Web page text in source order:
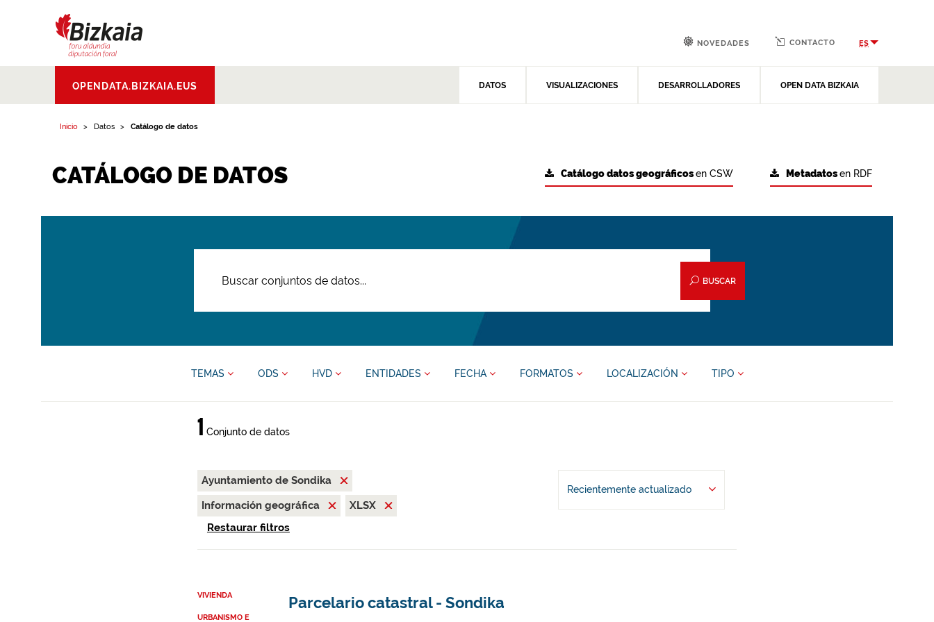
Aldundia.Diputacion
Foral de Bizkaia
OPENDATA.BIZKAIA.EUS DATOS VISUALIZACIONES DESARROLLADORES OPEN DATA BIZKAIA
NOVEDADES CONTACTO ES
Inicio Datos Catálogo de datos
CATÁLOGO DE DATOS Metadatosen RDF
Catálogo datos geográficosen CSW
BUSCAR
TEMAS ODS HVD ENTIDADES FECHA FORMATOS LOCALIZACIÓN TIPO
1 Conjunto de datos
Ayuntamiento de Sondika
Información geográfica
XLSX
Restaurar filtros
Recientemente actualizado
VIVIENDA
URBANISMO E
Parcelario catastral - Sondika